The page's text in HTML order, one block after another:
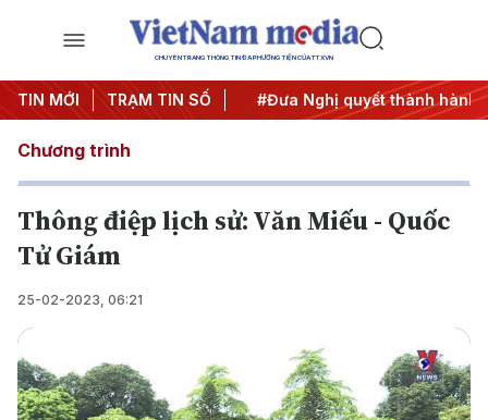
CHUYÊN TRANG THÔNG TIN ĐA PHƯƠNG TIỆN CỦA TTXVN
TIN MỚI TRẠM TIN SỐ
ương 3 #APEC 2027 #Đưa Nghị quyết thành hành
Chương trình
Thông điệp lịch sử: Văn Miếu - Quốc
Tử Giám
25-02-2023, 06:21